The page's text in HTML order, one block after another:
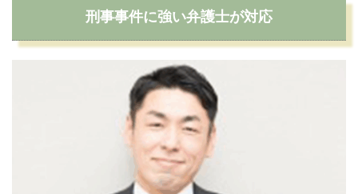
刑事事件に強い弁護士が対応